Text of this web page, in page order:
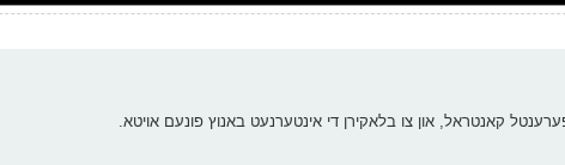
קאנטראל, און צו בלאקירן די אינטערנעט באנוץ פונעם אויטא.